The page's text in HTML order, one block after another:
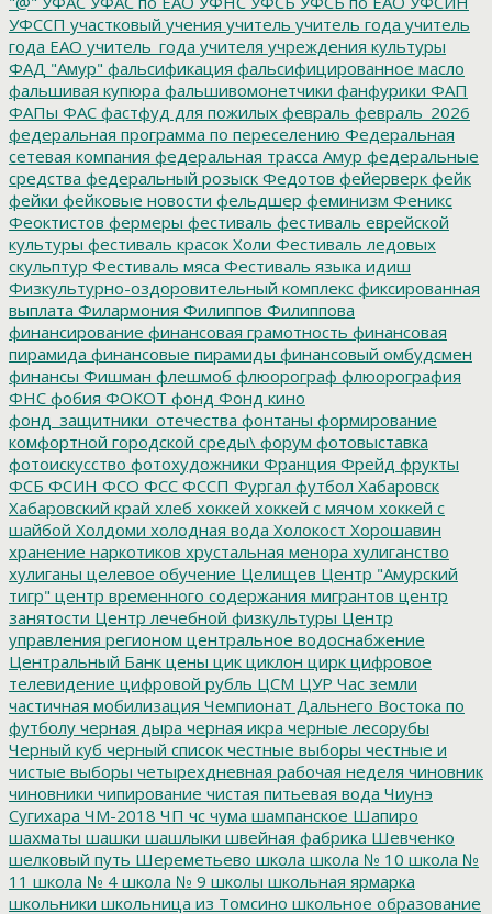
УФССП участковый учения учитель учитель года учитель
года ЕАО учитель_года учителя учреждения культуры
ФАД "Амур" фальсификация фальсифицированное масло
фальшивая купюра фальшивомонетчики фанфурики ФАП
ФАПы ФАС фастфуд для пожилых февраль февраль_2026
федеральная программа по переселению Федеральная
сетевая компания федеральная трасса Амур федеральные
средства федеральный розыск Федотов фейерверк фейк
фейки фейковые новости фельдшер феминизм Феникс
Феоктистов фермеры фестиваль фестиваль еврейской
культуры фестиваль красок Холи Фестиваль ледовых
скульптур Фестиваль мяса Фестиваль языка идиш
Физкультурно-оздоровительный комплекс фиксированная
выплата Филармония Филиппов Филиппова
финансирование финансовая грамотность финансовая
пирамида финансовые пирамиды финансовый омбудсмен
финансы Фишман флешмоб флюорограф флюорография
ФНС фобия ФОКОТ фонд Фонд кино
фонд_защитники_отечества фонтаны формирование
комфортной городской среды\ форум фотовыставка
фотоискусство фотохудожники Франция Фрейд фрукты
ФСБ ФСИН ФСО ФСС ФССП Фургал футбол Хабаровск
Хабаровский край хлеб хоккей хоккей с мячом хоккей с
шайбой Холдоми холодная вода Холокост Хорошавин
хранение наркотиков хрустальная менора хулиганство
хулиганы целевое обучение Целищев Центр "Амурский
тигр" центр временного содержания мигрантов центр
занятости Центр лечебной физкультуры Центр
управления регионом центральное водоснабжение
Центральный Банк цены цик циклон цирк цифровое
телевидение цифровой рубль ЦСМ ЦУР Час земли
частичная мобилизация Чемпионат Дальнего Востока по
футболу черная дыра черная икра черные лесорубы
Черный куб черный список честные выборы честные и
чистые выборы четырехдневная рабочая неделя чиновник
чиновники чипирование чистая питьевая вода Чиунэ
Сугихара ЧМ-2018 ЧП чс чума шампанское Шапиро
шахматы шашки шашлыки швейная фабрика Шевченко
шелковый путь Шереметьево школа школа № 10 школа №
11 школа № 4 школа № 9 школы школьная ярмарка
школьники школьница из Томсино школьное образование